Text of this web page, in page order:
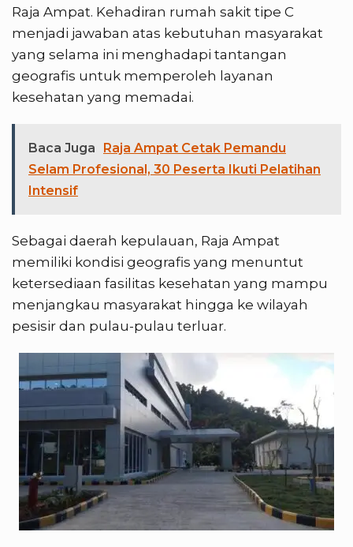
Raja Ampat. Kehadiran rumah sakit tipe C
menjadi jawaban atas kebutuhan masyarakat
yang selama ini menghadapi tantangan
geografis untuk memperoleh layanan
kesehatan yang memadai.
Baca Juga
Raja Ampat Cetak Pemandu
Selam Profesional, 30 Peserta Ikuti Pelatihan
Intensif
Sebagai daerah kepulauan, Raja Ampat
memiliki kondisi geografis yang menuntut
ketersediaan fasilitas kesehatan yang mampu
menjangkau masyarakat hingga ke wilayah
pesisir dan pulau-pulau terluar.